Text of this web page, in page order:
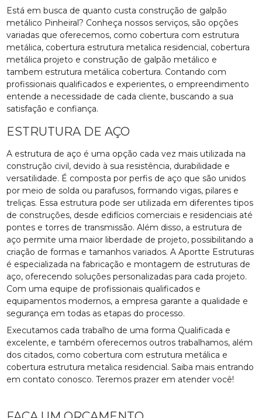
Está em busca de quanto custa construção de galpão
metálico Pinheiral? Conheça nossos serviços, são opções
variadas que oferecemos, como cobertura com estrutura
metálica, cobertura estrutura metalica residencial, cobertura
metálica projeto e construção de galpão metálico e
tambem estrutura metálica cobertura. Contando com
profissionais qualificados e experientes, o empreendimento
entende a necessidade de cada cliente, buscando a sua
satisfação e confiança.
ESTRUTURA DE AÇO
A estrutura de aço é uma opção cada vez mais utilizada na
construção civil, devido à sua resistência, durabilidade e
versatilidade. É composta por perfis de aço que são unidos
por meio de solda ou parafusos, formando vigas, pilares e
treliças. Essa estrutura pode ser utilizada em diferentes tipos
de construções, desde edifícios comerciais e residenciais até
pontes e torres de transmissão. Além disso, a estrutura de
aço permite uma maior liberdade de projeto, possibilitando a
criação de formas e tamanhos variados. A Aportte Estruturas
é especializada na fabricação e montagem de estruturas de
aço, oferecendo soluções personalizadas para cada projeto.
Com uma equipe de profissionais qualificados e
equipamentos modernos, a empresa garante a qualidade e
segurança em todas as etapas do processo.
Executamos cada trabalho de uma forma Qualificada e
excelente, e também oferecemos outros trabalhamos, além
dos citados, como cobertura com estrutura metálica e
cobertura estrutura metalica residencial. Saiba mais entrando
em contato conosco. Teremos prazer em atender você!